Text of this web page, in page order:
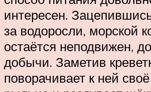
интересен.
за водоросли, морской
остаётся неподвижен,
добычи. Заметив
поворачивает к ней